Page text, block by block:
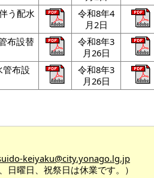
う配水
令和8年4
月2日
布設替
令和8年3
月26日
管布設
令和8年3
月26日
keiyaku@city.yonago.lg.jp
曜日、祝祭日は休業です。）